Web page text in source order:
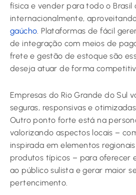
física e vender para todo o Brasil
internacionalmente,
gaúcho . Plataformas de fácil
de integração com meios de
frete e gestão de estoque são
deseja atuar de forma
Empresas do Rio Grande do Sul
seguras, responsivas e
Outro ponto forte está na
valorizando aspectos locais –
inspirada em elementos
produtos típicos – para oferecer
ao público sulista e gerar maior
pertencimento.